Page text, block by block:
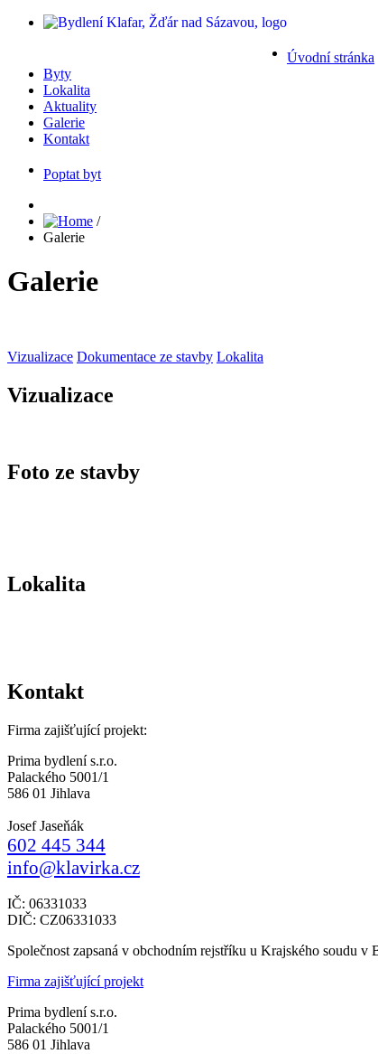
Úvodní stránka
Byty
Lokalita
Aktuality
Galerie
Kontakt
Poptat byt
/
Galerie
Galerie
Vizualizace Dokumentace ze stavby Lokalita
Vizualizace
Foto ze stavby
Lokalita
Kontakt
Firma zajišťující projekt:
Prima bydlení s.r.o.
Palackého 5001/1
586 01 Jihlava
Josef Jaseňák
602 445 344
info@klavirka.cz
IČ: 06331033
DIČ: CZ06331033
Společnost zapsaná v obchodním rejstříku u Krajského soudu v
Firma zajišťující projekt
Prima bydlení s.r.o.
Palackého 5001/1
586 01 Jihlava